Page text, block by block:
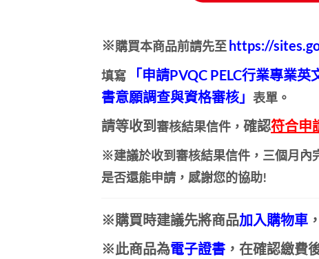
※購買本商品前請先至https://
填寫
「申請PVQC PELC行業專業
書意願調查與資格審核」 表單。
請等收到審核結果信件， 確認符合申
※建議於收到審核結果信件，三個月內
是否還能申請，感謝您的協助!
※購買時建議先將商品加入購物車
※此商品為電子證書 ，在確認繳費